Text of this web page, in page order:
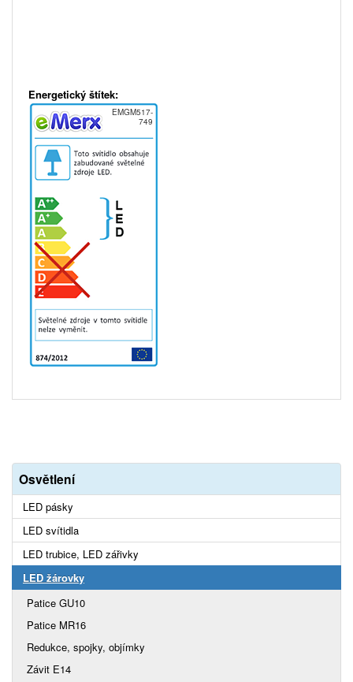
Energetický štítek:
EMGM517-
749
Osvětlení
LED pásky
LED svítidla
LED trubice, LED zářivky
LED žárovky
Patice GU10
Patice MR16
Redukce, spojky, objímky
Závit E14